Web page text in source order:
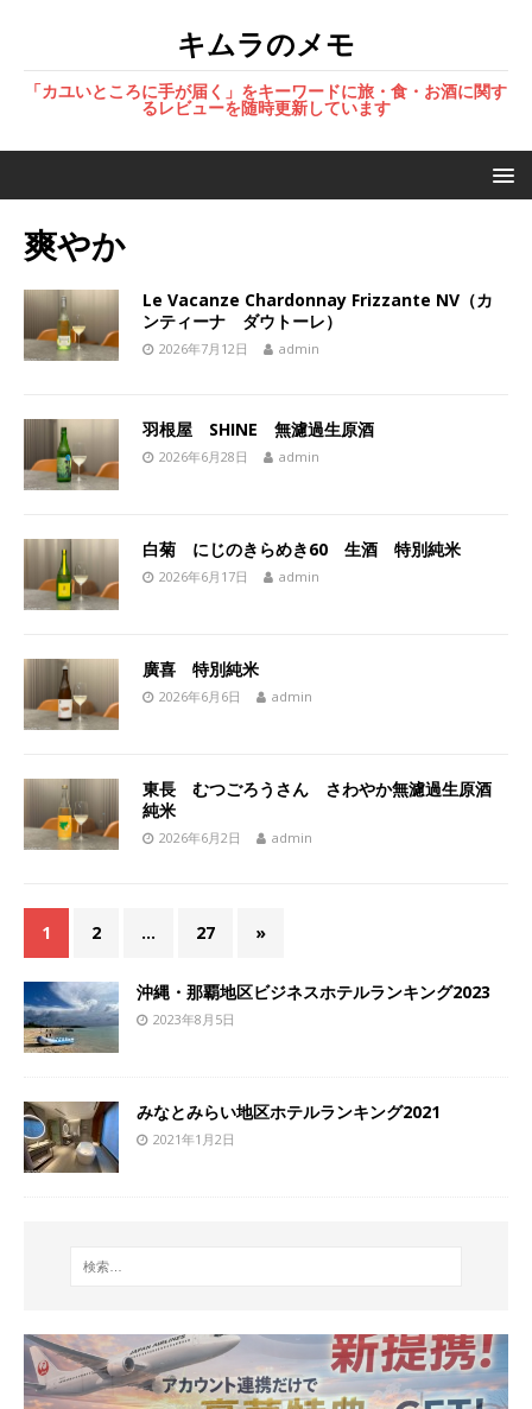
キムラのメモ
「カユいところに手が届く」をキーワードに旅・食・お酒に関す
るレビューを随時更新しています
爽やか
Le Vacanze Chardonnay Frizzante NV（カ
ンティーナ ダウトーレ）
2026年7月12日 admin
羽根屋 SHINE 無濾過生原酒
2026年6月28日 admin
白菊 にじのきらめき60 生酒 特別純米
2026年6月17日 admin
廣喜 特別純米
2026年6月6日 admin
東長 むつごろうさん さわやか無濾過生原酒
純米
2026年6月2日 admin
1 2 … 27 »
沖縄・那覇地区ビジネスホテルランキング2023
2023年8月5日
みなとみらい地区ホテルランキング2021
2021年1月2日